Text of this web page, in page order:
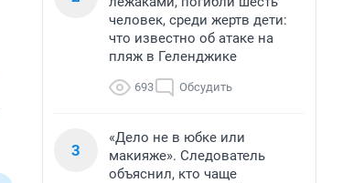
человек, среди жертв дети:
что известно об атаке на
пляж в Геленджике
693 Обсудить
3
«Дело не в юбке или
макияже». Следователь
объяснил, кто чаще